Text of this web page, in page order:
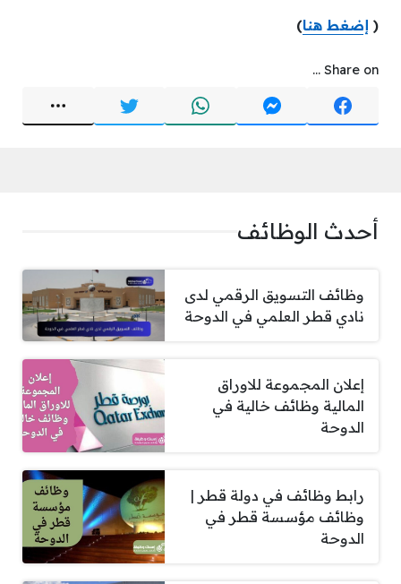
( إضغط هنا)
Share on ...
أحدث الوظائف
وظائف التسويق الرقمي لدى
نادي قطر العلمي في الدوحة
إعلان المجموعة للاوراق
المالية وظائف خالية في
الدوحة
رابط وظائف في دولة قطر |
وظائف مؤسسة قطر في
الدوحة